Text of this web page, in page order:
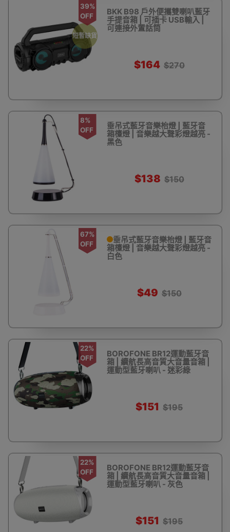
短暫缺貨
39%
OFF
BKK B98 戶外便攜雙喇叭藍牙
手提音箱 | 可插卡 USB輸入 |
可連接外置話筒
$164 $270
8%
OFF
垂吊式藍牙音樂枱燈 | 藍牙音
箱檯燈 | 音樂越大聲彩燈越亮 -
黑色
$138 $150
67%
OFF
垂吊式藍牙音樂枱燈 | 藍牙音
箱檯燈 | 音樂越大聲彩燈越亮 -
白色
$49 $150
22%
OFF
BOROFONE BR12運動藍牙音
箱 | 續航長高音質大音量音箱 |
運動型藍牙喇叭 - 迷彩綠
$151 $195
22%
OFF
BOROFONE BR12運動藍牙音
箱 | 續航長高音質大音量音箱 |
運動型藍牙喇叭 - 灰色
$151 $195